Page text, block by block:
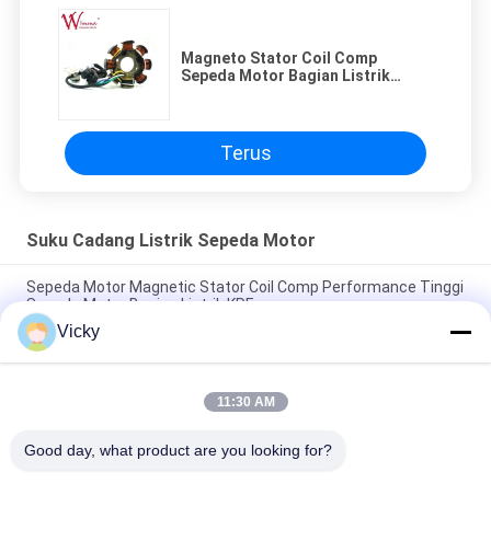
Magneto Stator Coil Comp
Sepeda Motor Bagian Listrik
Terus
Suku Cadang Listrik Sepeda Motor
Sepeda Motor Magnetic Stator Coil Comp Performance Tinggi
Sepeda Motor Bagian Listrik KRF
Konektor Relay Sepeda Motor Listrik Kriss 100 untuk Pembeli
B2B Kinerja Baik Pria 6.3mm
Relay pemutar listrik sepeda motor untuk NOUVO Pin konektor
Vicky
11:30 AM
Good day, what product are you looking for?